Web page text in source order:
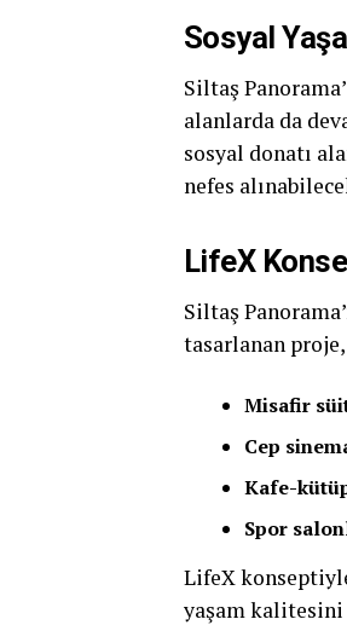
Sosyal
Siltaş
alanlarda da
sosyal donatı
nefes
LifeX
Siltaş
tasarlanan proje,
Misafir
Cep
Kafe-
Spor
LifeX
yaşam kalitesini